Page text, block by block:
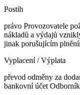
Postih
právo Provozovatele
nákladů a výdajů
jinak porušujícím
Vyplacení / Výplata
převod odměny za
bankovní účet